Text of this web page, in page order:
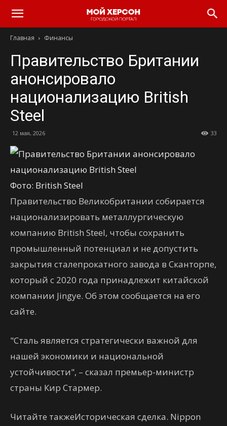
Главная Финансы
Правительство Британии
анонсировало
национализацию British
Steel
12 мая, 2026 33
Фото: British Steel
Правительство Великобритании собирается
национализировать металлургическую
компанию British Steel, чтобы сохранить
промышленный потенциал и не допустить
закрытия сталепрокатного завода в Сканторпе,
который с 2020 года принадлежит китайской
компании Jingye. Об этом сообщается на его
сайте.
"Сталь является стратегически важной для
нашей экономики и национальной
устойчивости", – сказал премьер-министр
страны Кир Стармер.
Читайте такжеИсторическая сделка. Nippon